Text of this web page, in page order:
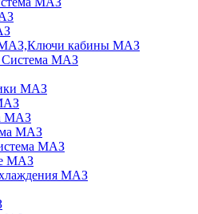
МАЗ,Ключи кабины МАЗ
Система МАЗ
МАЗ
МАЗ
МАЗ
МАЗ
МАЗ
МАЗ